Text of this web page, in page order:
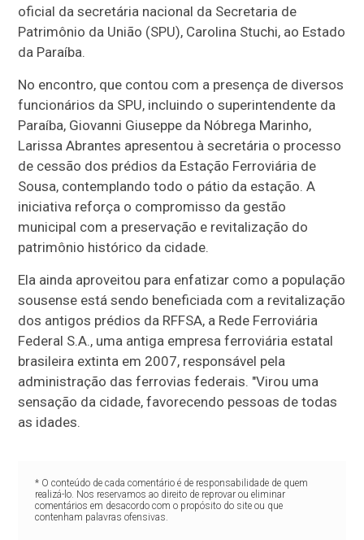
oficial da secretária nacional da Secretaria de
Patrimônio da União (SPU), Carolina Stuchi, ao Estado
da Paraíba.
No encontro, que contou com a presença de diversos
funcionários da SPU, incluindo o superintendente da
Paraíba, Giovanni Giuseppe da Nóbrega Marinho,
Larissa Abrantes apresentou à secretária o processo
de cessão dos prédios da Estação Ferroviária de
Sousa, contemplando todo o pátio da estação. A
iniciativa reforça o compromisso da gestão
municipal com a preservação e revitalização do
patrimônio histórico da cidade.
Ela ainda aproveitou para enfatizar como a população
sousense está sendo beneficiada com a revitalização
dos antigos prédios da RFFSA, a Rede Ferroviária
Federal S.A., uma antiga empresa ferroviária estatal
brasileira extinta em 2007, responsável pela
administração das ferrovias federais. "Virou uma
sensação da cidade, favorecendo pessoas de todas
as idades.
* O conteúdo de cada comentário é de responsabilidade de quem
realizá-lo. Nos reservamos ao direito de reprovar ou eliminar
comentários em desacordo com o propósito do site ou que
contenham palavras ofensivas.